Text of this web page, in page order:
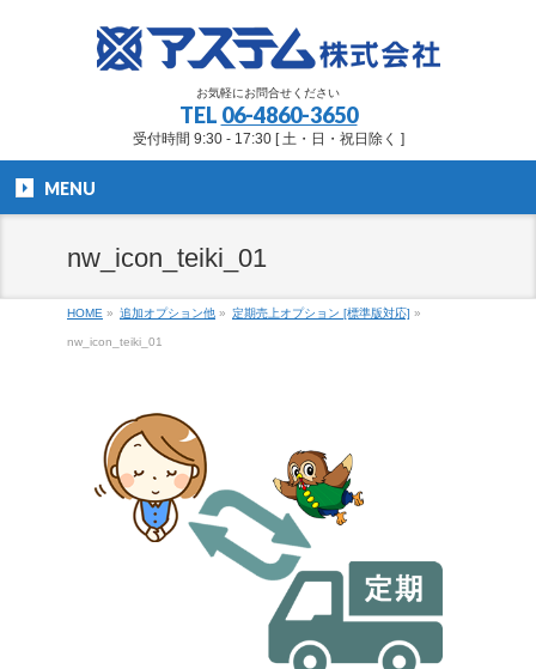
お気軽にお問合せください
TEL 06-4860-3650
受付時間 9:30 - 17:30 [ 土・日・祝日除く ]
MENU
nw_icon_teiki_01
HOME » 追加オプション他 » 定期売上オプション [標準版対応] »
nw_icon_teiki_01